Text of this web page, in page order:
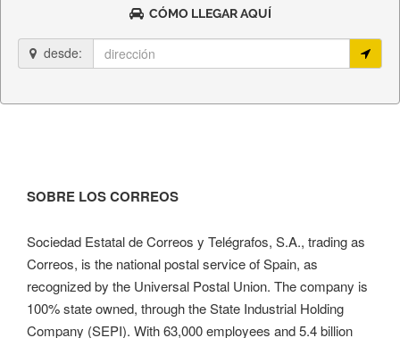
CÓMO LLEGAR AQUÍ
desde:
SOBRE LOS CORREOS
Sociedad Estatal de Correos y Telégrafos, S.A., trading as
Correos, is the national postal service of Spain, as
recognized by the Universal Postal Union. The company is
100% state owned, through the State Industrial Holding
Company (SEPI). With 63,000 employees and 5.4 billion